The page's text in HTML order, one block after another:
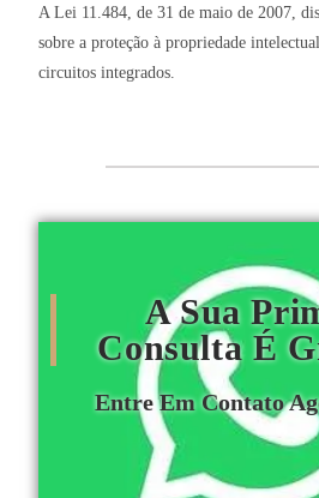
A Lei 11.484, de 31 de maio de 2007,
sobre a proteção à propriedade
circuitos integrados.
A Sua
Consulta É
Entre Em Contato